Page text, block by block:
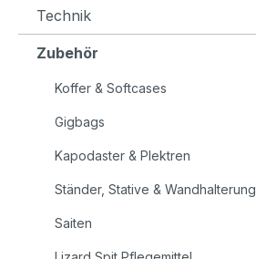
Technik
Zubehör
Koffer & Softcases
Gigbags
Kapodaster & Plektren
Ständer, Stative & Wandhalterung
Saiten